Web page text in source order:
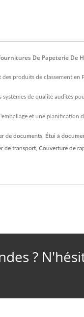
De Papeterie De
produits de classement en
de qualité audités
et une planification
de documents Étui à
de transport Couverture de
?